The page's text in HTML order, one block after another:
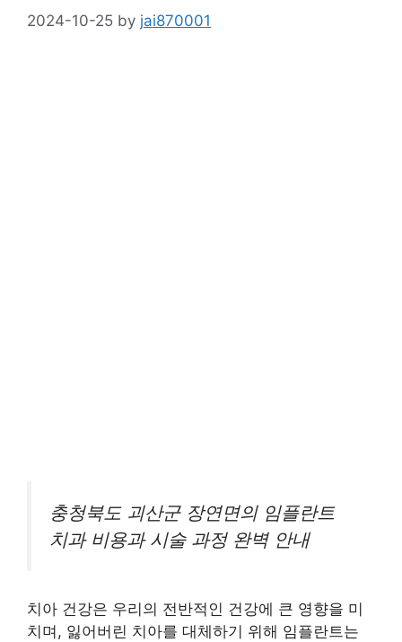
2024-10-25 by jai870001
충청북도 괴산군 장연면의 임플란트
치과 비용과 시술 과정 완벽 안내
치아 건강은 우리의 전반적인 건강에 큰 영향을 미
치며, 잃어버린 치아를 대체하기 위해 임플란트는